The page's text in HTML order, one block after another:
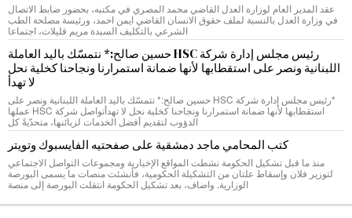
عقد المدير العام لوزارة العدل القاضي محمد المصري في مكتبه، بحضور ضابط الاتصال
في وزارة العدل بالنسبة لملف حقوق الانسان القاضي ايمن احمد، ورئيسة مصلحة الطب
الشرعي بالتكليف السيدة مريم قليلات، اجتماعا
رئيس مجلس إدارة شركة HSC حسين صالح:* نتمسّك باليد العاملة
اللبنانية ونصر على استقطابها لأنها ضمانة استمرارنا ونجاحنا كخلية نحل
لا تهدأ
*رئيس مجلس إدارة شركة HSC حسين صالح:* نتمسّك باليد العاملة اللبنانية ونصر على
استقطابها لأنها ضمانة استمرارنا ونجاحنا كخلية نحل لا تهدأتواصل شركة HSC عملها
الدؤوب لتقديم أفضل الخدمات لزبائنها، متحدّيةً كل
كتب المحامي ماجد دمشقية على صفحتيه الفايسبوك وتويتر
منذ ما قبل تشكيل الحكومة نشطت المواقع الإخبارية ومجموعات التواصل الاجتماعي
لتوزير فلان وإسقاط علتان من التشكيلة الحكومية، فأنشئت منصات ما يسمى البورصة
الوزارية. واضاف، بعد تشكيل الحكومة انتقلت البورصة إلى منصة